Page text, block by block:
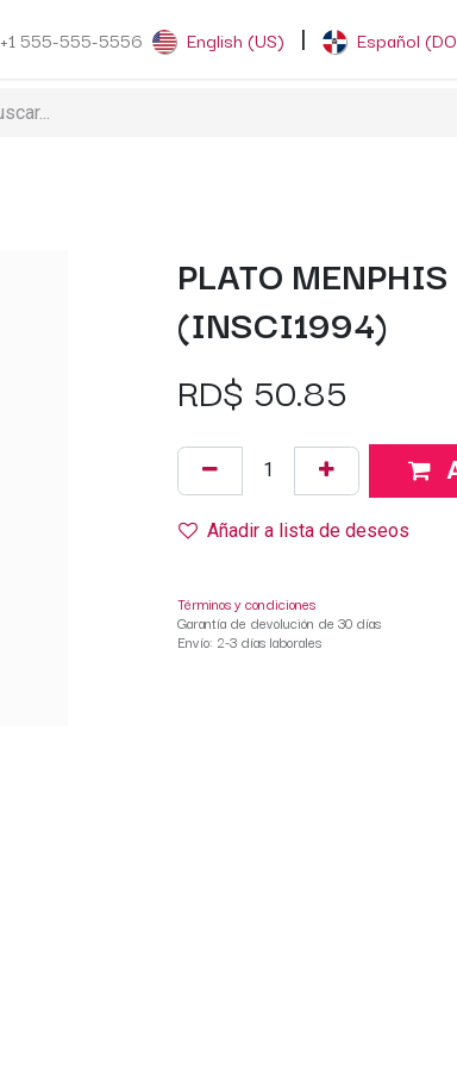
+1 555-555-5556 English (US) | Español
PLATO
(INSCI1994)
RD$ 50.85
Añadir a lista de deseos
Términos y condiciones
Garantía de devolución de 30 días
Envío: 2-3 días laborales